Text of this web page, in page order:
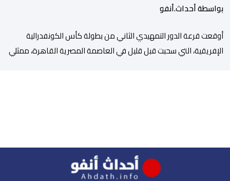
بواسطة أحداث.أنفو
أوقعت قرعة الدور التمهيدي الثاني من بطولة كأس الكونفدرالية
الإفريقية، التي سحبت قبل قليل في العاصمة المصرية القاهرة، ممثلي